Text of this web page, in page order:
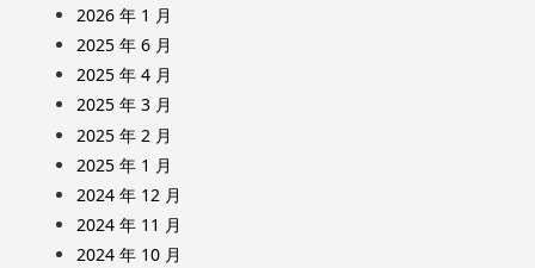
2026 年 1 月
2025 年 6 月
2025 年 4 月
2025 年 3 月
2025 年 2 月
2025 年 1 月
2024 年 12 月
2024 年 11 月
2024 年 10 月